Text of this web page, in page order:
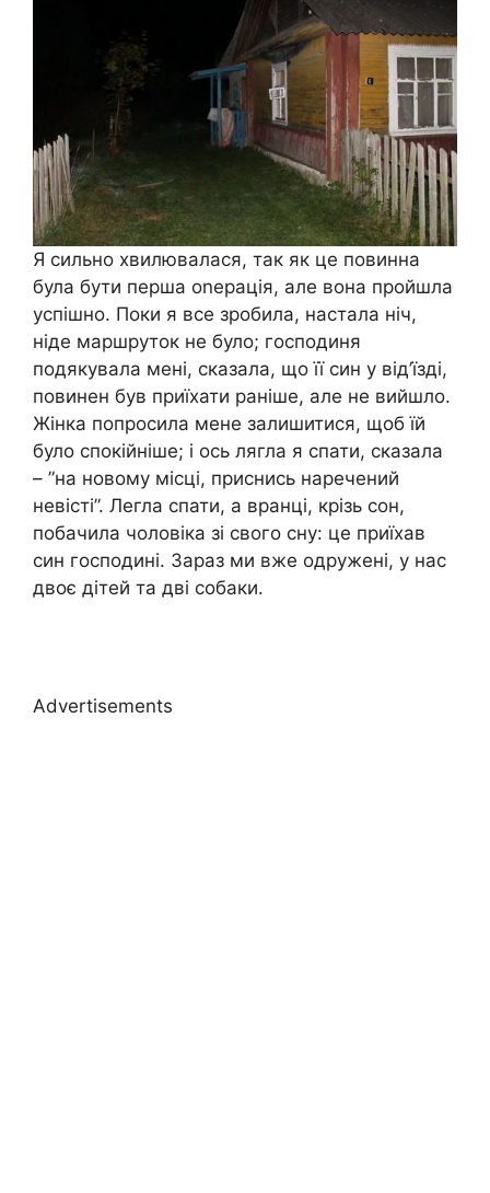
Я сильно хвилювалася, так як це повинна
була бути перша оnерація, але вона пройшла
успішно. Поки я все зробила, настала ніч,
ніде маршруток не було; господиня
подякувала мені, сказала, що її син у від’їзді,
повинен був приїхати раніше, але не вийшло.
Жінка попросила мене залишитися, щоб їй
було спокійніше; і ось лягла я спати, сказала
– ”на новому місці, приснись наречений
невісті”. Легла спати, а вранці, крізь сон,
побачила чоловіка зі свого сну: це приїхав
син господині. Зараз ми вже одружені, у нас
двоє дітей та дві собаки.
Advertisements